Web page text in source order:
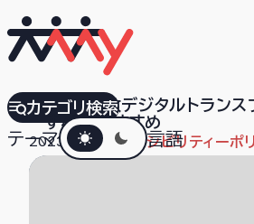
すべておすすめ
テーマダークモード言語
カテゴリ検索
イタリア行政デジタルトランス
2023.07.14 アクセシビリティーポ